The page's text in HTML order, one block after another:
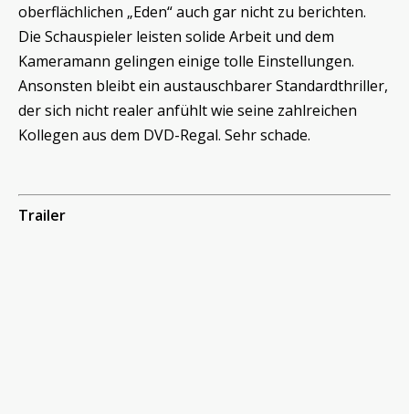
oberflächlichen „Eden“ auch gar nicht zu berichten.
Die Schauspieler leisten solide Arbeit und dem
Kameramann gelingen einige tolle Einstellungen.
Ansonsten bleibt ein austauschbarer Standardthriller,
der sich nicht realer anfühlt wie seine zahlreichen
Kollegen aus dem DVD-Regal. Sehr schade.
Trailer